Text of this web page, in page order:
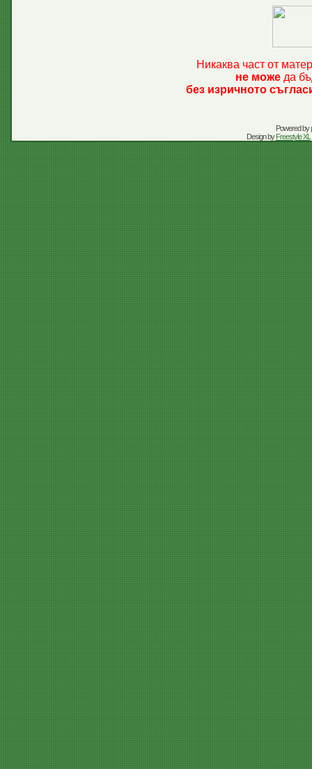
Никаква част от
не може да
без изричното
Powered by
Design byFreestyle XL